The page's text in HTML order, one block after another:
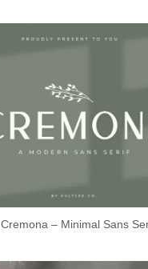
Cremona – Minimal Sans